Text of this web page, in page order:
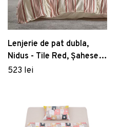
Lenjerie de pat dubla,
Nidus - Tile Red, Şaheser,
Bumbac
523 lei